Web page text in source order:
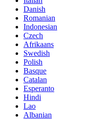
Danish
Romanian
Indonesian
Czech
Afrikaans
Swedish
Polish
Basque
Catalan
Esperanto
Hindi
Lao
Albanian